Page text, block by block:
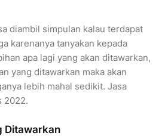
diambil simpulan kalau terdapat
karenanya tanyakan kepada
apa lagi yang akan ditawarkan,
yang ditawarkan maka akan
lebih mahal sedikit. Jasa
2022.
Ditawarkan